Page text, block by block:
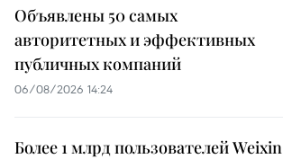
Объявлены 50 самых
авторитетных и эффективных
публичных компаний
06/08/2026 14:24
Более 1 млрд пользователей Weixin